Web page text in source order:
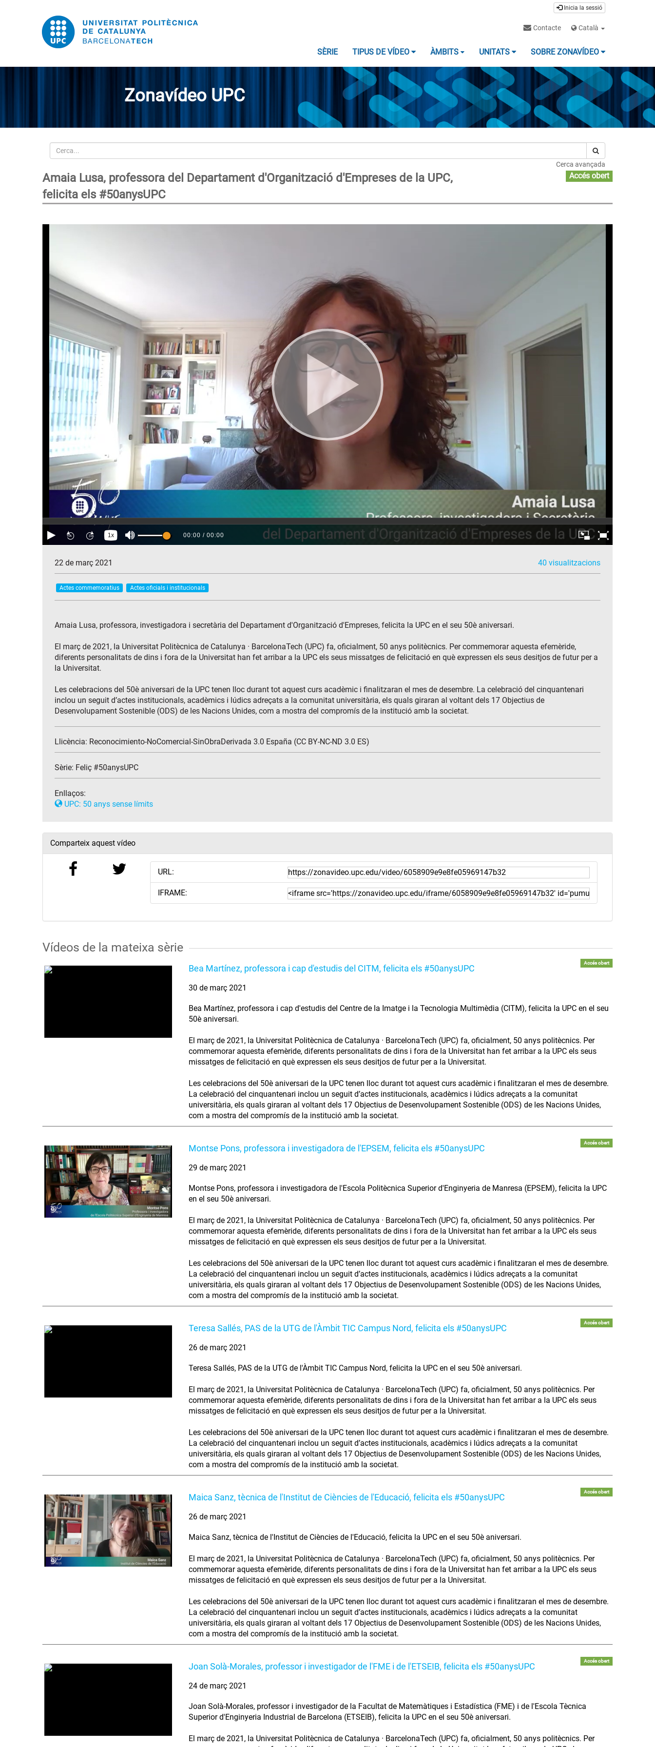
Inicia la sessió
Contacte Català
SÈRIE TIPUS DE VÍDEO ÀMBITS UNITATS SOBRE ZONAVÍDEO
Zonavídeo UPC
Cerca
Cerca avançada
Amaia Lusa, professora del Departament d'Organització d'Empreses de la UPC,
felicita els #50anysUPC
Accés obert
22 de març 2021 40 visualitzacions
Actes commemoratius Actes oficials i institucionals
Amaia Lusa, professora, investigadora i secretària del Departament d'Organització d'Empreses, felicita la UPC en el seu 50è aniversari.
El març de 2021, la Universitat Politècnica de Catalunya · BarcelonaTech (UPC) fa, oficialment, 50 anys politècnics. Per commemorar aquesta efemèride,
diferents personalitats de dins i fora de la Universitat han fet arribar a la UPC els seus missatges de felicitació en què expressen els seus desitjos de futur per a
la Universitat.
Les celebracions del 50è aniversari de la UPC tenen lloc durant tot aquest curs acadèmic i finalitzaran el mes de desembre. La celebració del cinquantenari
inclou un seguit d’actes institucionals, acadèmics i lúdics adreçats a la comunitat universitària, els quals giraran al voltant dels 17 Objectius de
Desenvolupament Sostenible (ODS) de les Nacions Unides, com a mostra del compromís de la institució amb la societat.
Llicència: Reconocimiento-NoComercial-SinObraDerivada 3.0 España (CC BY-NC-ND 3.0 ES)
Sèrie: Feliç #50anysUPC
Enllaços:
UPC: 50 anys sense límits
Comparteix aquest vídeo
URL:
IFRAME:
Vídeos de la mateixa sèrie
Bea Martínez, professora i cap d'estudis del CITM, felicita els #50anysUPC
Accés obert
30 de març 2021
Bea Martínez, professora i cap d'estudis del Centre de la Imatge i la Tecnologia Multimèdia (CITM), felicita la UPC en el seu
50è aniversari.
El març de 2021, la Universitat Politècnica de Catalunya · BarcelonaTech (UPC) fa, oficialment, 50 anys politècnics. Per
commemorar aquesta efemèride, diferents personalitats de dins i fora de la Universitat han fet arribar a la UPC els seus
missatges de felicitació en què expressen els seus desitjos de futur per a la Universitat.
Les celebracions del 50è aniversari de la UPC tenen lloc durant tot aquest curs acadèmic i finalitzaran el mes de desembre.
La celebració del cinquantenari inclou un seguit d’actes institucionals, acadèmics i lúdics adreçats a la comunitat
universitària, els quals giraran al voltant dels 17 Objectius de Desenvolupament Sostenible (ODS) de les Nacions Unides,
com a mostra del compromís de la institució amb la societat.
Montse Pons, professora i investigadora de l'EPSEM, felicita els #50anysUPC
Accés obert
29 de març 2021
Montse Pons, professora i investigadora de l'Escola Politècnica Superior d'Enginyeria de Manresa (EPSEM), felicita la UPC
en el seu 50è aniversari.
El març de 2021, la Universitat Politècnica de Catalunya · BarcelonaTech (UPC) fa, oficialment, 50 anys politècnics. Per
commemorar aquesta efemèride, diferents personalitats de dins i fora de la Universitat han fet arribar a la UPC els seus
missatges de felicitació en què expressen els seus desitjos de futur per a la Universitat.
Les celebracions del 50è aniversari de la UPC tenen lloc durant tot aquest curs acadèmic i finalitzaran el mes de desembre.
La celebració del cinquantenari inclou un seguit d’actes institucionals, acadèmics i lúdics adreçats a la comunitat
universitària, els quals giraran al voltant dels 17 Objectius de Desenvolupament Sostenible (ODS) de les Nacions Unides,
com a mostra del compromís de la institució amb la societat.
Teresa Sallés, PAS de la UTG de l'Àmbit TIC Campus Nord, felicita els #50anysUPC
Accés obert
26 de març 2021
Teresa Sallés, PAS de la UTG de l'Àmbit TIC Campus Nord, felicita la UPC en el seu 50è aniversari.
El març de 2021, la Universitat Politècnica de Catalunya · BarcelonaTech (UPC) fa, oficialment, 50 anys politècnics. Per
commemorar aquesta efemèride, diferents personalitats de dins i fora de la Universitat han fet arribar a la UPC els seus
missatges de felicitació en què expressen els seus desitjos de futur per a la Universitat.
Les celebracions del 50è aniversari de la UPC tenen lloc durant tot aquest curs acadèmic i finalitzaran el mes de desembre.
La celebració del cinquantenari inclou un seguit d’actes institucionals, acadèmics i lúdics adreçats a la comunitat
universitària, els quals giraran al voltant dels 17 Objectius de Desenvolupament Sostenible (ODS) de les Nacions Unides,
com a mostra del compromís de la institució amb la societat.
Maica Sanz, tècnica de l'Institut de Ciències de l'Educació, felicita els #50anysUPC
Accés obert
26 de març 2021
Maica Sanz, tècnica de l'Institut de Ciències de l'Educació, felicita la UPC en el seu 50è aniversari.
El març de 2021, la Universitat Politècnica de Catalunya · BarcelonaTech (UPC) fa, oficialment, 50 anys politècnics. Per
commemorar aquesta efemèride, diferents personalitats de dins i fora de la Universitat han fet arribar a la UPC els seus
missatges de felicitació en què expressen els seus desitjos de futur per a la Universitat.
Les celebracions del 50è aniversari de la UPC tenen lloc durant tot aquest curs acadèmic i finalitzaran el mes de desembre.
La celebració del cinquantenari inclou un seguit d’actes institucionals, acadèmics i lúdics adreçats a la comunitat
universitària, els quals giraran al voltant dels 17 Objectius de Desenvolupament Sostenible (ODS) de les Nacions Unides,
com a mostra del compromís de la institució amb la societat.
Joan Solà-Morales, professor i investigador de l'FME i de l'ETSEIB, felicita els #50anysUPC
Accés obert
24 de març 2021
Joan Solà-Morales, professor i investigador de la Facultat de Matemàtiques i Estadística (FME) i de l'Escola Tècnica
Superior d'Enginyeria Industrial de Barcelona (ETSEIB), felicita la UPC en el seu 50è aniversari.
El març de 2021, la Universitat Politècnica de Catalunya · BarcelonaTech (UPC) fa, oficialment, 50 anys politècnics. Per